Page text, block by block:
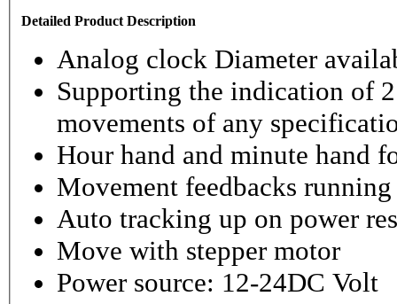
Detailed Product Description
Analog clock Diameter
Supporting the indication of
movements of any
Hour hand and minute hand
Movement feedbacks
Auto tracking up on power
Move with stepper motor
Power source: 12-24DC Volt